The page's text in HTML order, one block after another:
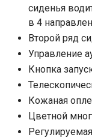
сиденья
в 4
Второй ряд
Управление
Кнопка
Кожаная
Цветной